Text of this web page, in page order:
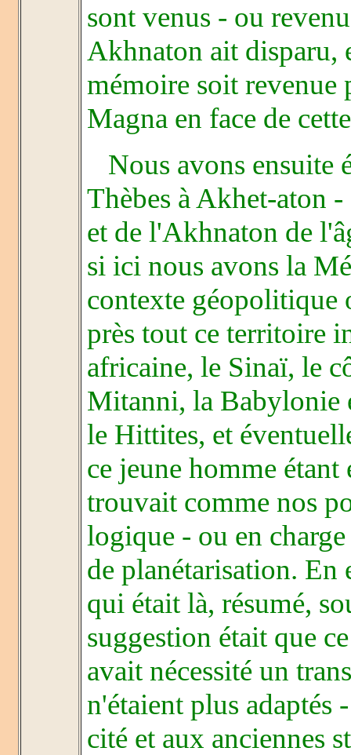
sont venus - ou
Akhnaton ait disparu,
mémoire soit
Magna en face de
Nous avons ensuite
Thèbes à Akhet-aton
et de l'Akhnaton de
si ici nous avons la
contexte géopolitique
près tout ce territoire
africaine, le Sinaï, le
Mitanni, la Babylonie
le Hittites, et
ce jeune homme
trouvait comme nos
logique - ou en
de planétarisation.
qui était là, résumé,
suggestion était que
avait nécessité un
n'étaient plus adaptés
cité et aux anciennes